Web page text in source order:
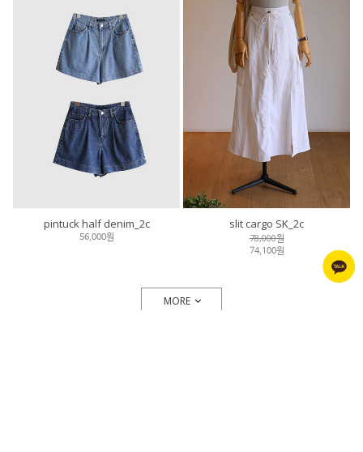
pintuck half denim_2c
56,000원
slit cargo SK_2c
78,000원
74,100원
MORE